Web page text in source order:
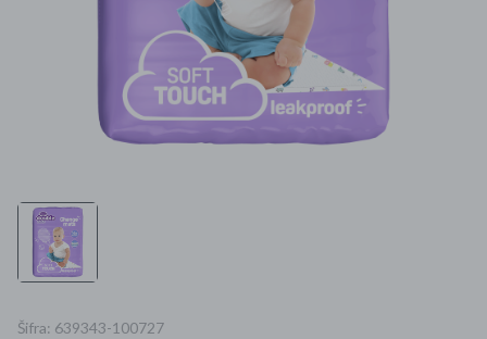
Kućanski aparati
Specijalne kategorije
Šifra: 639343-100727